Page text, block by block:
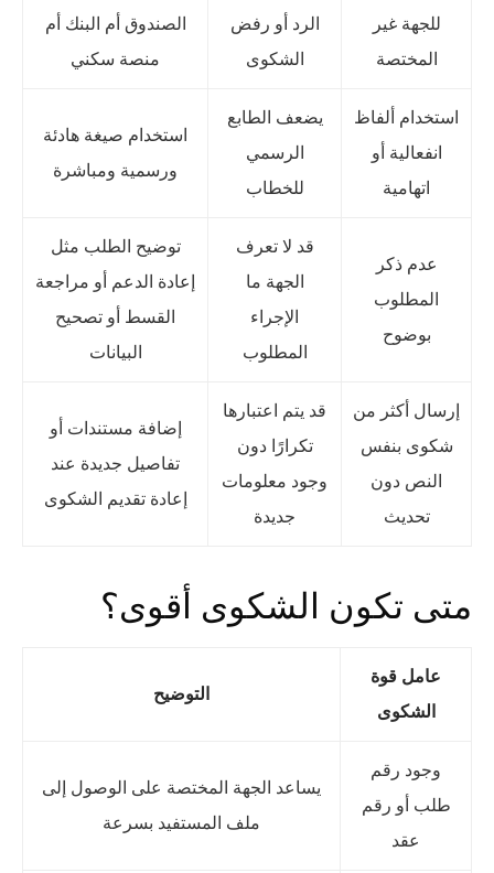
للجهة غير
المختصة
الرد أو رفض
الشكوى
الصندوق أم البنك أم
منصة سكني
استخدام ألفاظ
انفعالية أو
اتهامية
يضعف الطابع
الرسمي
للخطاب
استخدام صيغة هادئة
ورسمية ومباشرة
عدم ذكر
المطلوب
بوضوح
قد لا تعرف
الجهة ما
الإجراء
المطلوب
توضيح الطلب مثل
إعادة الدعم أو مراجعة
القسط أو تصحيح
البيانات
إرسال أكثر من
شكوى بنفس
النص دون
تحديث
قد يتم اعتبارها
تكرارًا دون
وجود معلومات
جديدة
إضافة مستندات أو
تفاصيل جديدة عند
إعادة تقديم الشكوى
متى تكون الشكوى أقوى؟
عامل قوة
الشكوى
التوضيح
وجود رقم
طلب أو رقم
عقد
يساعد الجهة المختصة على الوصول إلى
ملف المستفيد بسرعة